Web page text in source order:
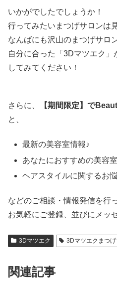
いかがでしたでしょうか！
行ってみたいまつげサロンは
なんばにも沢山のまつげサロ
自分に合った「3Dマツエク
してみてください！
さらに、 【期間限定】で
と、
最新の美容室情報♪
あなたにおすすめの美容
ヘアスタイルに関するお
などのご相談・情報発信を行
お気軽にご登録、並びにメッ
3Dマツエク 3Dマツエクまつげ
関連記事